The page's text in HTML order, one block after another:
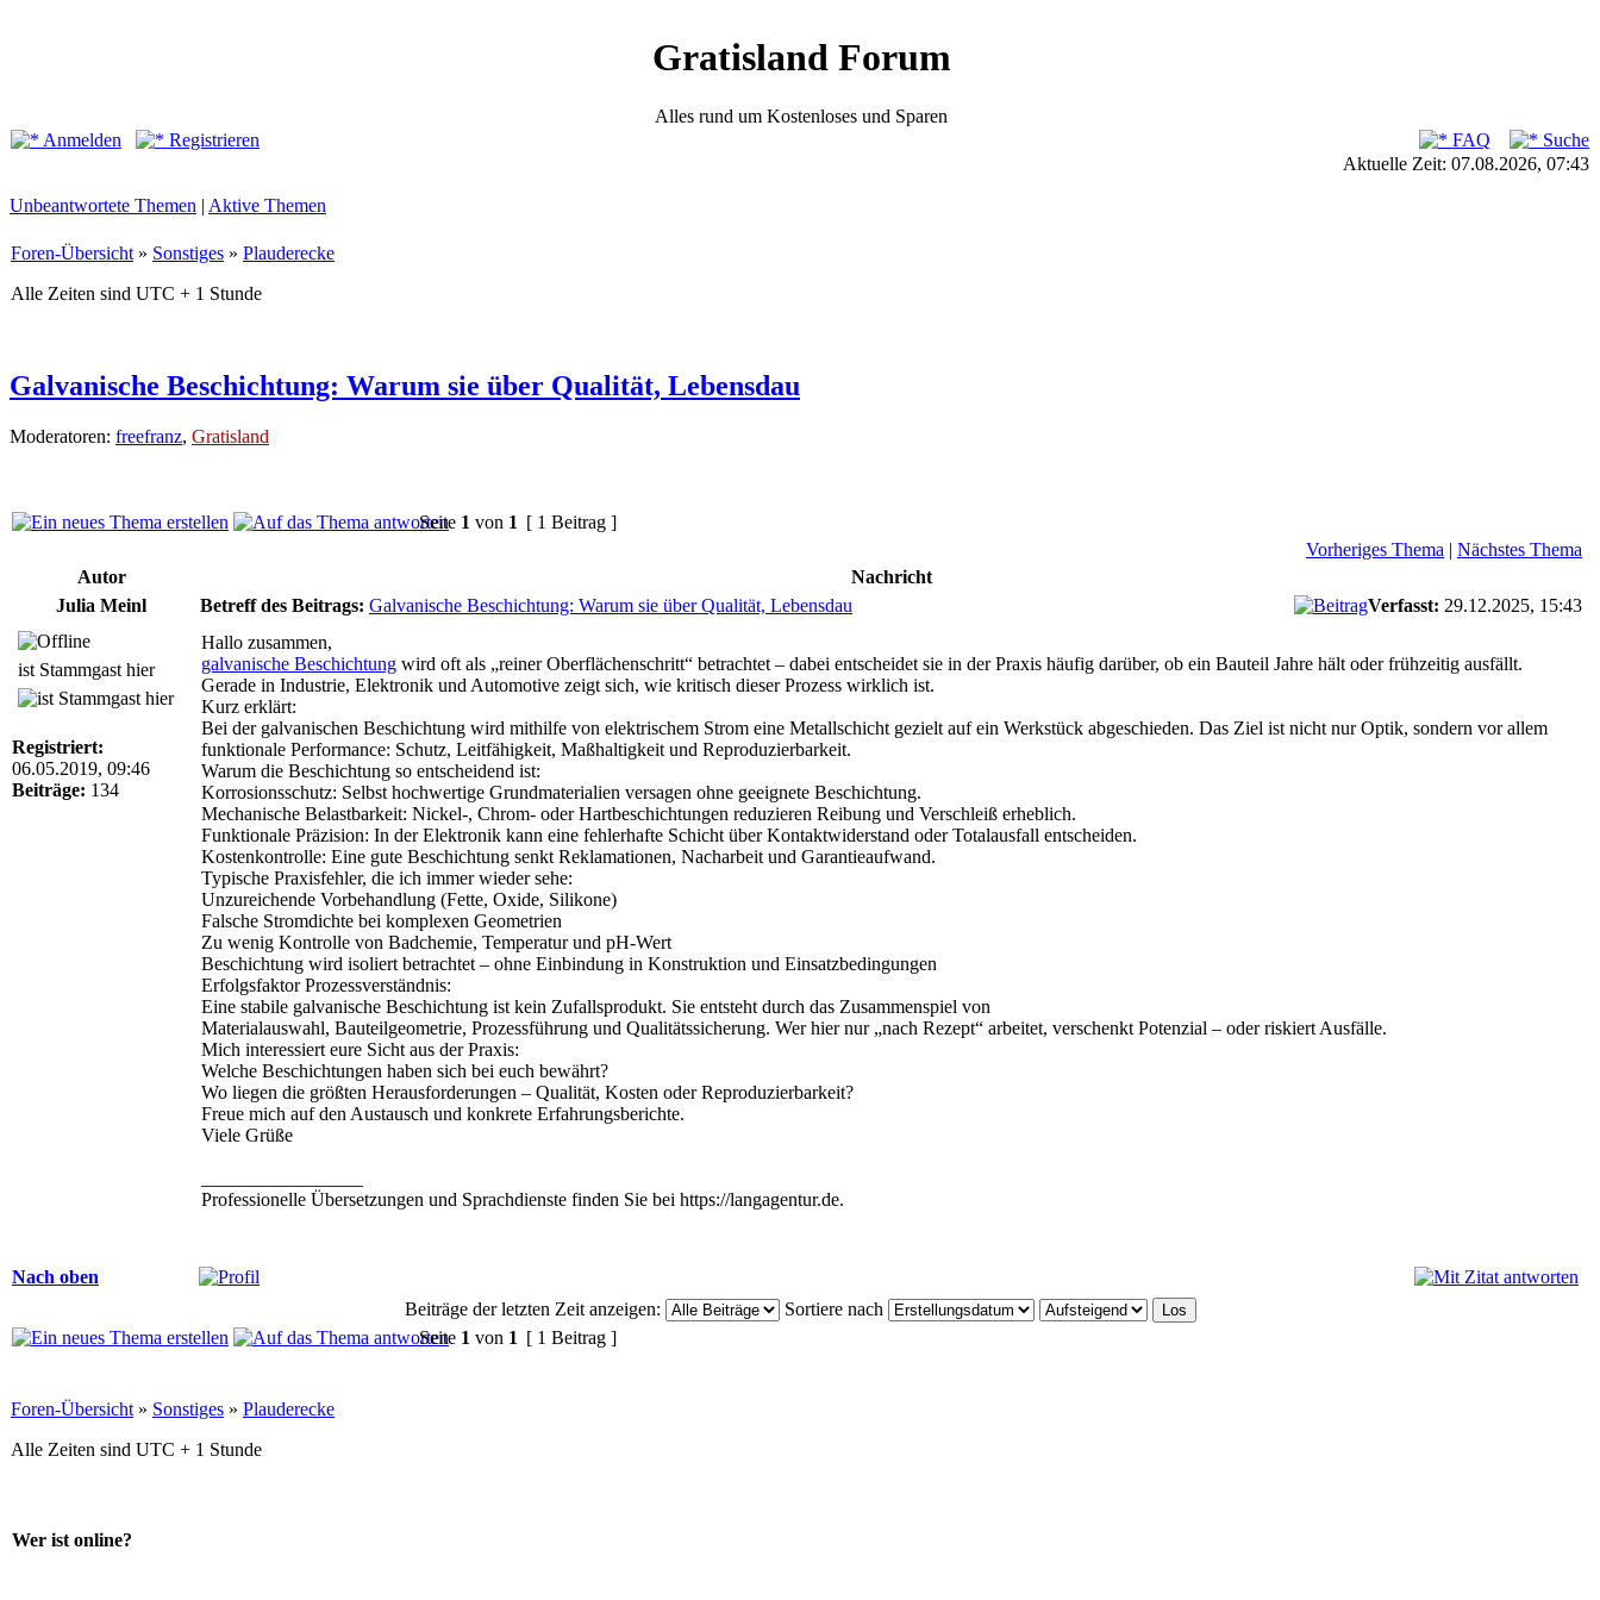
Gratisland Forum
Alles rund um Kostenloses und Sparen
Anmelden
Registrieren FAQ
Suche
Aktuelle Zeit: 07.08.2026, 07:43
Unbeantwortete Themen | Aktive Themen
Foren-Übersicht » Sonstiges » Plauderecke
Alle Zeiten sind UTC + 1 Stunde
Galvanische Beschichtung: Warum sie über Qualität, Lebensdau
Moderatoren: freefranz, Gratisland
Seite 1 von 1 [ 1 Beitrag ]
Vorheriges Thema | Nächstes Thema
Autor
Nachricht
Julia Meinl
Betreff des Beitrags: Galvanische Beschichtung: Warum sie über Qualität, Lebensdau Verfasst: 29.12.2025, 15:43
ist Stammgast hier
Registriert:
06.05.2019, 09:46
Beiträge: 134
Hallo zusammen,
galvanische Beschichtung wird oft als „reiner Oberflächenschritt“ betrachtet – dabei entscheidet sie in der Praxis häufig darüber, ob ein Bauteil Jahre hält oder frühzeitig ausfällt.
Gerade in Industrie, Elektronik und Automotive zeigt sich, wie kritisch dieser Prozess wirklich ist.
Kurz erklärt:
Bei der galvanischen Beschichtung wird mithilfe von elektrischem Strom eine Metallschicht gezielt auf ein Werkstück abgeschieden. Das Ziel ist nicht nur Optik, sondern vor allem
funktionale Performance: Schutz, Leitfähigkeit, Maßhaltigkeit und Reproduzierbarkeit.
Warum die Beschichtung so entscheidend ist:
Korrosionsschutz: Selbst hochwertige Grundmaterialien versagen ohne geeignete Beschichtung.
Mechanische Belastbarkeit: Nickel-, Chrom- oder Hartbeschichtungen reduzieren Reibung und Verschleiß erheblich.
Funktionale Präzision: In der Elektronik kann eine fehlerhafte Schicht über Kontaktwiderstand oder Totalausfall entscheiden.
Kostenkontrolle: Eine gute Beschichtung senkt Reklamationen, Nacharbeit und Garantieaufwand.
Typische Praxisfehler, die ich immer wieder sehe:
Unzureichende Vorbehandlung (Fette, Oxide, Silikone)
Falsche Stromdichte bei komplexen Geometrien
Zu wenig Kontrolle von Badchemie, Temperatur und pH-Wert
Beschichtung wird isoliert betrachtet – ohne Einbindung in Konstruktion und Einsatzbedingungen
Erfolgsfaktor Prozessverständnis:
Eine stabile galvanische Beschichtung ist kein Zufallsprodukt. Sie entsteht durch das Zusammenspiel von
Materialauswahl, Bauteilgeometrie, Prozessführung und Qualitätssicherung. Wer hier nur „nach Rezept“ arbeitet, verschenkt Potenzial – oder riskiert Ausfälle.
Mich interessiert eure Sicht aus der Praxis:
Welche Beschichtungen haben sich bei euch bewährt?
Wo liegen die größten Herausforderungen – Qualität, Kosten oder Reproduzierbarkeit?
Freue mich auf den Austausch und konkrete Erfahrungsberichte.
Viele Grüße
Professionelle Übersetzungen und Sprachdienste finden Sie bei https://langagentur.de.
Nach oben
Beiträge der letzten Zeit anzeigen:
Sortiere nach
Seite 1 von 1 [ 1 Beitrag ]
Foren-Übersicht » Sonstiges » Plauderecke
Alle Zeiten sind UTC + 1 Stunde
Wer ist online?